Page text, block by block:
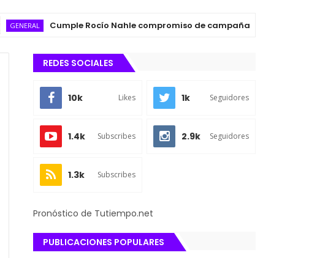
Cumple Rocío Nahle compromiso de campaña con la
REDES SOCIALES
10k Likes 1k Seguidores
1.4k Subscribes 2.9k Seguidores
1.3k Subscribes
Pronóstico de Tutiempo.net
PUBLICACIONES POPULARES